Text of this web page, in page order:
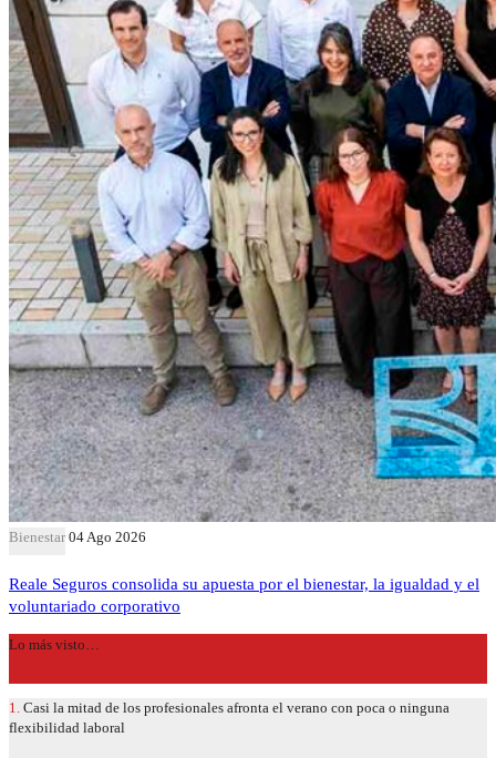
Bienestar 04 Ago 2026
Reale Seguros consolida su apuesta por el bienestar, la igualdad y el
voluntariado corporativo
Lo más visto…
1. Casi la mitad de los profesionales afronta el verano con poca o ninguna
flexibilidad laboral